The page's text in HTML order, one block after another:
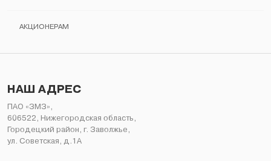
АКЦИОНЕРАМ
НАШ АДРЕС
ПАО «ЗМЗ»,
606522, Нижегородская область,
Городецкий район, г. Заволжье,
ул. Советская, д.1А